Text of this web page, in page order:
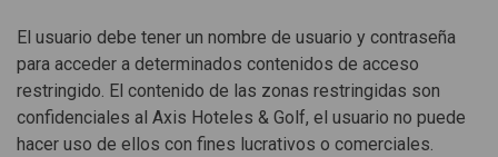
El usuario debe tener un nombre de usuario y contraseña
para acceder a determinados contenidos de acceso
restringido. El contenido de las zonas restringidas son
confidenciales al Axis Hoteles & Golf, el usuario no puede
hacer uso de ellos con fines lucrativos o comerciales.